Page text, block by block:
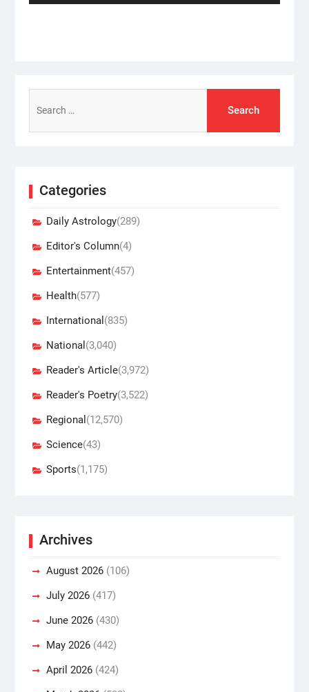
for:
Categories
Daily Astrology(289)
Editor's Column(4)
Entertainment(457)
Health(577)
International (835)
National (3,040)
Reader's Article(3,972)
Reader's Poetry(3,522)
Regional (12,570)
Science(43)
Sports(1,175)
Archives
August 2026(106)
July 2026(417)
June 2026(430)
May 2026(442)
April 2026(424)